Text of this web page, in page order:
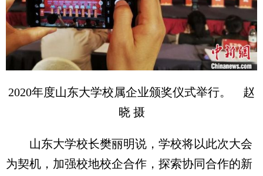
2020年度山东大学校属企业颁奖仪式举行。 赵
晓 摄
山东大学校长樊丽明说，学校将以此次大会
为契机，加强校地校企合作，探索协同合作的新